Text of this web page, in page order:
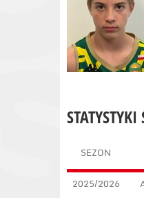
STATYSTYKI
SEZON
2025/2026